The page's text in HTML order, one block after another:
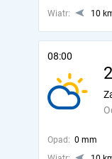
Wiatr: 10
08:00
Opad: 0 mm